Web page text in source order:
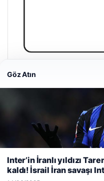
Enes Kaplan Avukatlık
© 2026 Yerel Vakti – Güncel
Web sitemizi nasıl
kullanıyoruz.Çerez
Kabul Et
Göz Atın
Inter’in İranlı yıldızı
kaldı! İsrail İran savaşı